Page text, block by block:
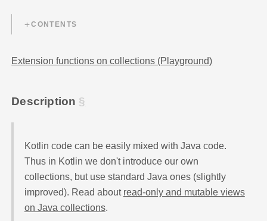
CONTENTS
Extension functions on collections (Playground)
Description
Kotlin code can be easily mixed with Java code.
Thus in Kotlin we don't introduce our own
collections, but use standard Java ones (slightly
improved). Read about read-only and mutable views
on Java collections.